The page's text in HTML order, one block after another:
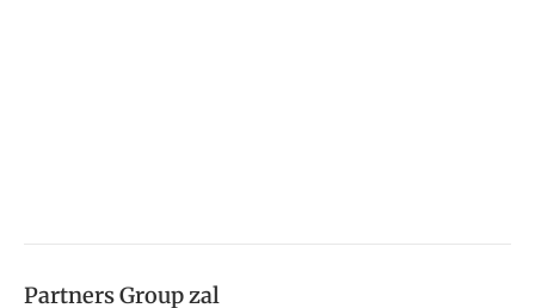
Partners Group zal